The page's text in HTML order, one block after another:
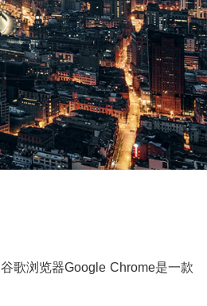
歌浏览器Google Chrome是一款